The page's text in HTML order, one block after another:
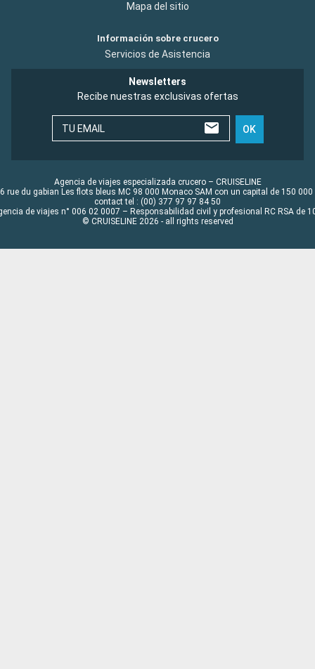
Mapa del sitio
Información sobre crucero
Servicios de Asistencia
Newsletters
Recibe nuestras exclusivas ofertas
TU EMAIL OK
Agencia de viajes especializada crucero – CRUISELINE
rue du gabian Les flots bleus MC 98 000 Monaco SAM con un capital de 150 000
contact tel : (00) 377 97 97 84 50
de viajes n° 006 02 0007 – Responsabilidad civil y profesional RC RSA de
© CRUISELINE 2026 - all rights reserved